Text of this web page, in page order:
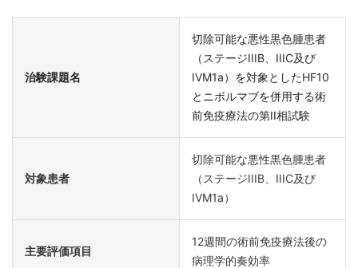
治験課題名
切除可能な悪性黒色腫患者
（ステージIIIB、IIIC及び
IVM1a）を対象としたHF10
とニボルマブを併用する術
前免疫療法の第II相試験
対象患者
切除可能な悪性黒色腫患者
（ステージIIIB、IIIC及び
IVM1a）
主要評価項目
12週間の術前免疫療法後の
病理学的奏効率